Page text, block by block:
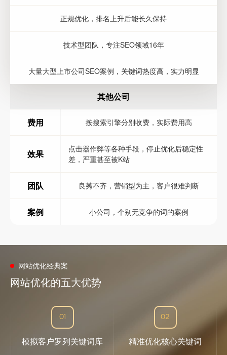
正规优化，排名上升后能长久保持
技术型团队，专注SEO领域16年
大量大型上市公司SEO案例，关键词热度高，实力明显
其他公司
费用 按搜索引擎分别收费，实际费用高
效果
点击器作弊等各种手段，停止优化后稳定性
差，严重甚至被K站
团队 良莠不齐，营销型为主，客户很难判断
案例 小公司，个别无竞争的词的案例
网站优化经典案
网站优化的五大优势
01
模拟客户罗列关键词库
02
精准优化核心关键词